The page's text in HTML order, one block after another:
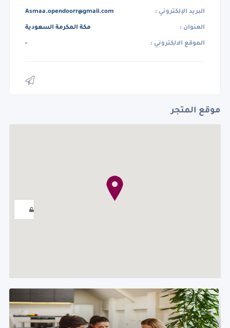
البريد الإلكتروني : Asmaa.opendoorr@gmail.com
العنوان : مكة المكرمة السعودية
الموقع الالكتروني : -
موقع المتجر